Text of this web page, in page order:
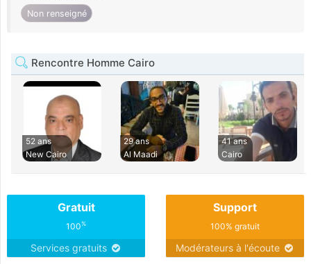
Non renseigné
Rencontre Homme Cairo
52 ans
New Cairo
29 ans
Al Maadi
41 ans
Cairo
Gratuit
100%
Services gratuits
Support
100% gratuit
Modérateurs à l'écoute